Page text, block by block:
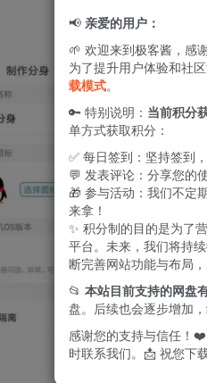
📢 亲爱的用户：
🌱 欢迎来到极客酱，感
为了提升用户体验和社
载模式。
🔑 特别说明： 当前积分
单方式获取积分：
✅ 每日签到：坚持签到
💬 发表评论：分享您的
🎁 参与活动：我们不定
来拿！
✨ 积分制的目的是为了
平台。未来，我们将持
断完善网站功能与布局
📂 本站目前支持的网盘
盘。后续也会逐步增加
感谢您的支持与信任！
时联系我们。📩 祝您下